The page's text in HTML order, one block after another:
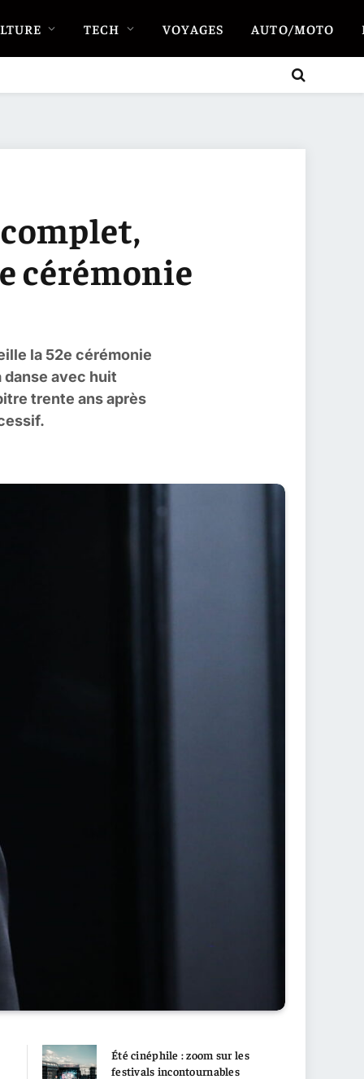
TECH VOYAGES AUTO/MOTO
cérémonie
la 52e cérémonie
danse avec huit
trente ans après
Été cinéphile : zoom sur les
festivals incontournables